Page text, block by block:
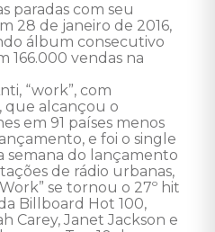
paradas com seu
28 de janeiro de 2016,
álbum consecutivo
166.000 vendas na
“work”, com
que alcançou o
em 91 países menos
e foi o single
semana do lançamento
de rádio urbanas,
se tornou o 27º hit
Billboard Hot 100,
Carey, Janet Jackson e